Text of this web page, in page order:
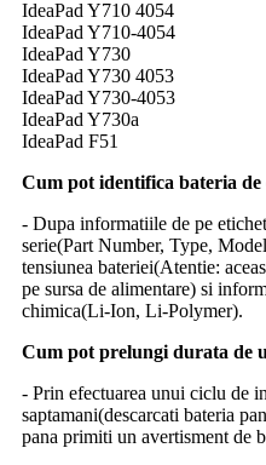
IdeaPad Y710 4054
IdeaPad Y710-4054
IdeaPad Y730
IdeaPad Y730 4053
IdeaPad Y730-4053
IdeaPad Y730a
IdeaPad F51
Cum pot identifica bateria de
- Dupa informatiile de pe
serie(Part Number, Type,
tensiunea bateriei(Atentie:
pe sursa de alimentare) si
chimica(Li-Ion, Li-Polymer).
Cum pot prelungi durata de
- Prin efectuarea unui ciclu de
saptamani(descarcati bateria
pana primiti un avertisment de